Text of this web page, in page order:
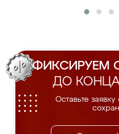
ФИКСИРУЕМ
ДО КОНЦА
Оставьте